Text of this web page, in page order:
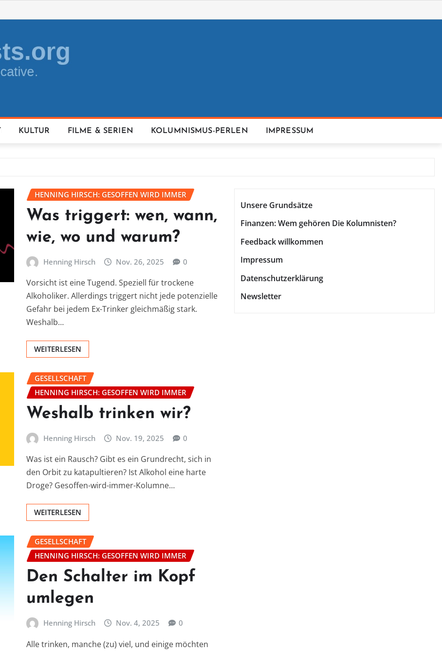
KULTUR FILME & SERIEN KOLUMNISMUS-PERLEN IMPRESSUM
HENNING HIRSCH: GESOFFEN WIRD IMMER
Was triggert: wen, wann,
wie, wo und warum?
Henning Hirsch Nov. 26, 2025 0
Vorsicht ist eine Tugend. Speziell für trockene
Alkoholiker. Allerdings triggert nicht jede potenzielle
Gefahr bei jedem Ex-Trinker gleichmäßig stark.
Weshalb…
WEITERLESEN
GESELLSCHAFT
HENNING HIRSCH: GESOFFEN WIRD IMMER
Weshalb trinken wir?
Henning Hirsch Nov. 19, 2025 0
Was ist ein Rausch? Gibt es ein Grundrecht, sich in
den Orbit zu katapultieren? Ist Alkohol eine harte
Droge? Gesoffen-wird-immer-Kolumne…
WEITERLESEN
GESELLSCHAFT
HENNING HIRSCH: GESOFFEN WIRD IMMER
Den Schalter im Kopf
umlegen
Henning Hirsch Nov. 4, 2025 0
Alle trinken, manche (zu) viel, und einige möchten
Unsere Grundsätze
Finanzen: Wem gehören Die Kolumnisten?
Feedback willkommen
Impressum
Datenschutzerklärung
Newsletter